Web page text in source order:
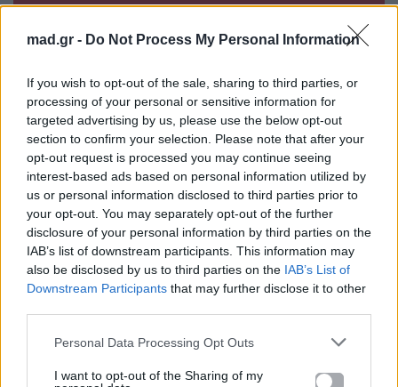
mad.gr - Do Not Process My Personal Information
If you wish to opt-out of the sale, sharing to third parties, or
processing of your personal or sensitive information for
targeted advertising by us, please use the below opt-out
section to confirm your selection. Please note that after your
opt-out request is processed you may continue seeing
interest-based ads based on personal information utilized by
us or personal information disclosed to third parties prior to
your opt-out. You may separately opt-out of the further
disclosure of your personal information by third parties on the
IAB’s list of downstream participants. This information may
also be disclosed by us to third parties on the IAB’s List of
Downstream Participants that may further disclose it to other
Personal Data Processing Opt Outs
I want to opt-out of the Sharing of my
δισκογραφία, πορεία
τους στην ελληνική
μουσική σκηνή
Δες επίσης
Life
με επιφυλάξεις – Ποιες
Life
«Will you marry me?»